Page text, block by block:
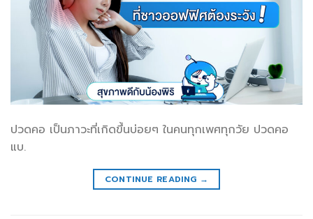
ปวดคอ เป็นภาวะที่เกิดขึ้นบ่อยๆ ในคนทุกเพศทุกวัย ปวดคอ
แบ.
CONTINUE READING →